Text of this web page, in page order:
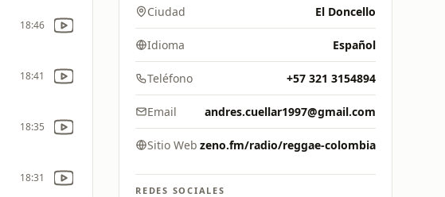
18:46
18:41
18:35
18:31
Ciudad El Doncello
Idioma Español
Teléfono +57 321 3154894
Email andres.cuellar1997@gmail.com
Sitio Web zeno.fm/radio/reggae-colombia
REDES SOCIALES